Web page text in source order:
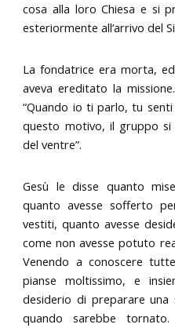
cosa alla loro Chiesa e si
esteriormente all’arrivo del
La fondatrice era morta,
aveva ereditato la
“Quando io ti parlo, tu
questo motivo, il gruppo si
del ventre”.
Gesù le disse quanto
quanto avesse sofferto
vestiti, quanto avesse
come non avesse potuto
Venendo a conoscere
pianse moltissimo, e
desiderio di preparare una
quando sarebbe